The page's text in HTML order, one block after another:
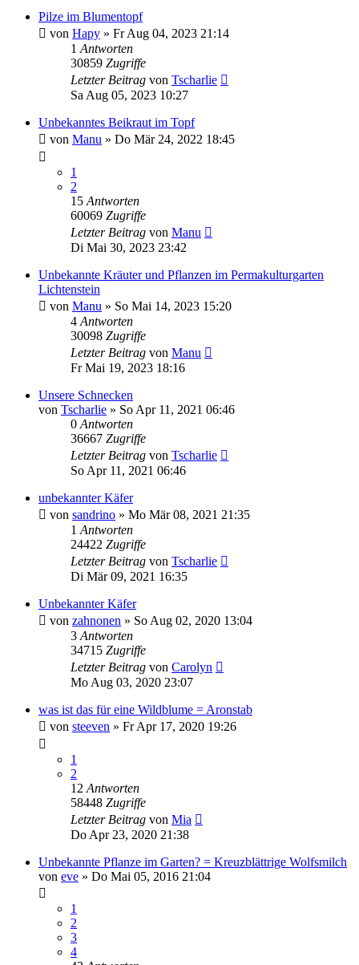
Pilze im Blumentopf
von Hapy » Fr Aug 04, 2023 21:14
1 Antworten
30859 Zugriffe
Letzter Beitrag von Tscharlie
Sa Aug 05, 2023 10:27
Unbekanntes Beikraut im Topf
von Manu » Do Mär 24, 2022 18:45
1
2
15 Antworten
60069 Zugriffe
Letzter Beitrag von Manu
Di Mai 30, 2023 23:42
Unbekannte Kräuter und Pflanzen im Permakulturgarten
Lichtenstein
von Manu » So Mai 14, 2023 15:20
4 Antworten
30098 Zugriffe
Letzter Beitrag von Manu
Fr Mai 19, 2023 18:16
Unsere Schnecken
von Tscharlie » So Apr 11, 2021 06:46
0 Antworten
36667 Zugriffe
Letzter Beitrag von Tscharlie
So Apr 11, 2021 06:46
unbekannter Käfer
von sandrino » Mo Mär 08, 2021 21:35
1 Antworten
24422 Zugriffe
Letzter Beitrag von Tscharlie
Di Mär 09, 2021 16:35
Unbekannter Käfer
von zahnonen » So Aug 02, 2020 13:04
3 Antworten
34715 Zugriffe
Letzter Beitrag von Carolyn
Mo Aug 03, 2020 23:07
was ist das für eine Wildblume = Aronstab
von steeven » Fr Apr 17, 2020 19:26
1
2
12 Antworten
58448 Zugriffe
Letzter Beitrag von Mia
Do Apr 23, 2020 21:38
Unbekannte Pflanze im Garten? = Kreuzblättrige Wolfsmilch
von eve » Do Mai 05, 2016 21:04
1
2
3
4